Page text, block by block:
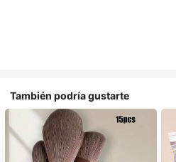
También podría gustarte